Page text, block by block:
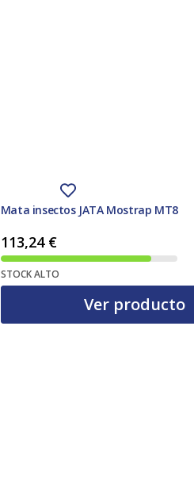
Mata insectos JATA Mostrap MT8
113,24 €
STOCK ALTO
Ver producto